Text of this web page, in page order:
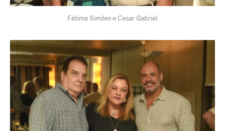
Fátima Simões e Cesar Gabriel